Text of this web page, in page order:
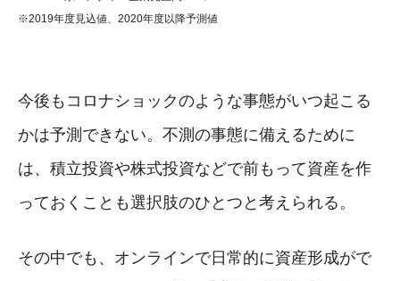
※2019年度見込値、2020年度以降予測値
今後もコロナショックのような事態がいつ起こる
かは予測できない。不測の事態に備えるために
は、積立投資や株式投資などで前もって資産を作
っておくことも選択肢のひとつと考えられる。
その中でも、オンラインで日常的に資産形成がで